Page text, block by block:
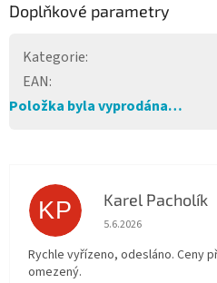
Doplňkové parametry
Kategorie:
EAN:
Položka byla vyprodána…
KP Karel Pacholík
Hodnocení obchodu
5.6.2026
Rychle vyřízeno, odesláno. Ceny
omezený.